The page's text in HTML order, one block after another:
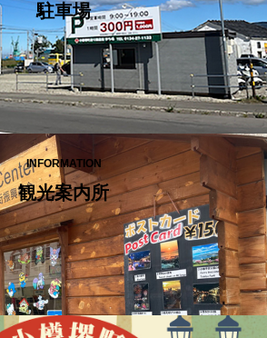
駐車場
INFORMATION
観光案内所